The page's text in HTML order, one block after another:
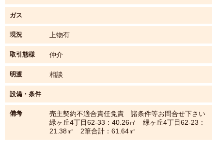
ガス
現況 上物有
取引態様 仲介
明渡 相談
設備・条件
備考
売主契約不適合責任免責 諸条件等お問合せ下さい
緑ヶ丘4丁目62-33：40.26㎡ 緑ヶ丘4丁目62-23：
21.38㎡ 2筆合計：61.64㎡